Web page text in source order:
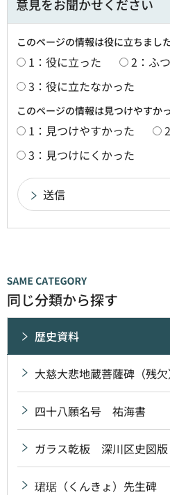
意見をお聞かせください
このページの情報は役に立ちまし
1：役に立った
2：ふ
3：役に立たなかった
このページの情報は見つけやすか
1：見つけやすかった
3：見つけにくかった
同じ分類から探す
歴史資料
大慈大悲地蔵菩薩碑（残欠
四十八願名号 祐海書
ガラス乾板 深川区史図
珺琚（くんきょ）先生碑